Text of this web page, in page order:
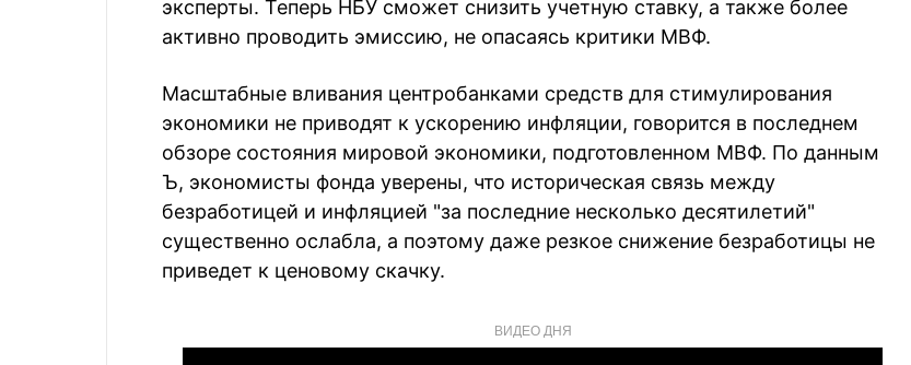
эксперты. Теперь НБУ сможет снизить учетную ставку, а также более
активно проводить эмиссию, не опасаясь критики МВФ.
Масштабные вливания центробанками средств для стимулирования
экономики не приводят к ускорению инфляции, говорится в последнем
обзоре состояния мировой экономики, подготовленном МВФ. По данным
Ъ, экономисты фонда уверены, что историческая связь между
безработицей и инфляцией "за последние несколько десятилетий"
существенно ослабла, а поэтому даже резкое снижение безработицы не
приведет к ценовому скачку.
ВИДЕО ДНЯ